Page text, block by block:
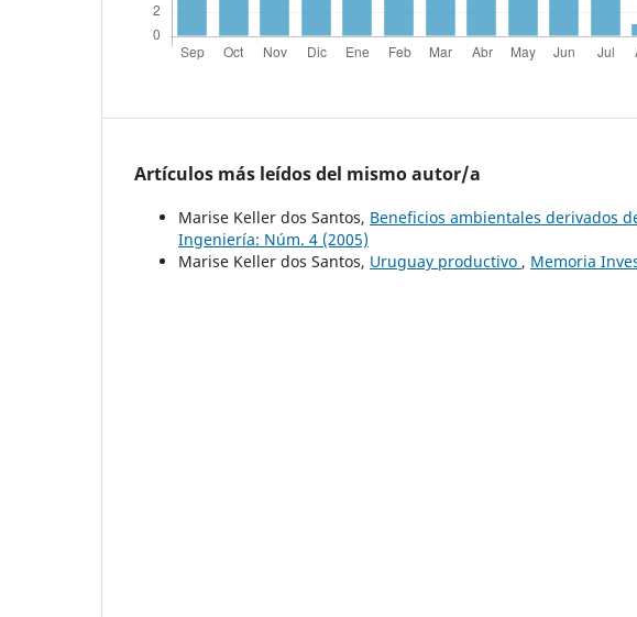
Artículos más leídos del mismo autor/a
Marise Keller dos Santos, Beneficios ambientales derivados
Ingeniería: Núm. 4 (2005)
Marise Keller dos Santos, Uruguay productivo , Memoria